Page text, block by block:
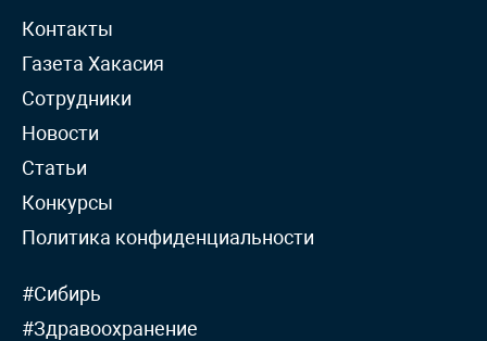
Контакты
Газета Хакасия
Сотрудники
Новости
Статьи
Конкурсы
Политика конфиденциальности
#Сибирь
#Здравоохранение